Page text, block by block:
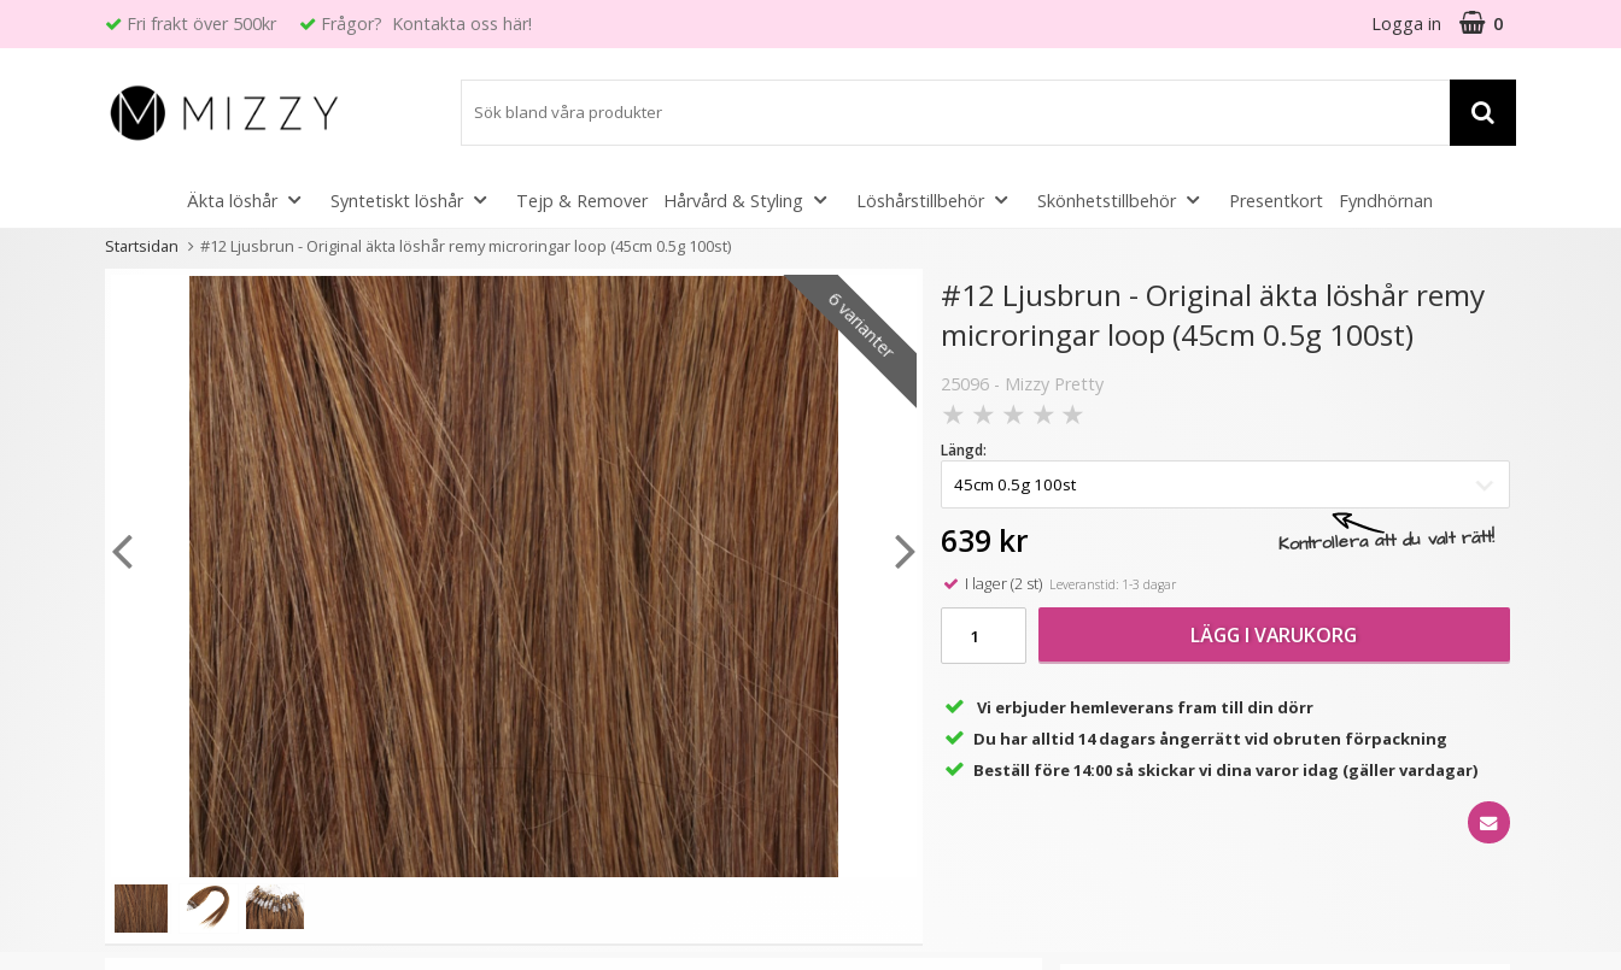
Fri frakt över 500kr Frågor? Kontakta oss här! Logga in 0
Äkta löshår Syntetiskt löshår Tejp & Remover Hårvård & Styling Löshårstillbehör Skönhetstillbehör Presentkort Fyndhörnan
Startsidan #12 Ljusbrun - Original äkta löshår remy microringar loop (45cm 0.5g 100st)
Andra kunder köpte även
Rundad tång för isättning
av microringar - Svart
149 kr 249 kr
LÄGG I VARUKORG
- 20%
Platt tång för isättning av
microringar - Svart
★ ★ ★ ★ ★
199 kr 249 kr
LÄGG I VARUKORG
Microringar ca: 200st -
Svarta
99 kr
LÄGG I VARUKORG
6 varianter
#6 Mellanbrun - Original
äkta löshår remy
189 kr
VÄLJ
#8 Mellanbrun - Original
äkta löshår remy
★ ★
189 kr
VÄLJ
Mizzy Tangler brush - Rosa
LÄGG I VARUKORG
6 varianter
#12 Ljusbrun - Original äkta löshår remy
microringar loop (45cm 0.5g 100st)
25096 - Mizzy Pretty
★ ★ ★ ★ ★
Kontrollera att du valt rätt!
Längd:
639 kr
I lager (2 st)Leveranstid: 1-3 dagar
LÄGG I VARUKORG
Vi erbjuder hemleverans fram till din dörr
Du har alltid 14 dagars ångerrätt vid obruten förpackning
Beställ före 14:00 så skickar vi dina varor idag (gäller vardagar)